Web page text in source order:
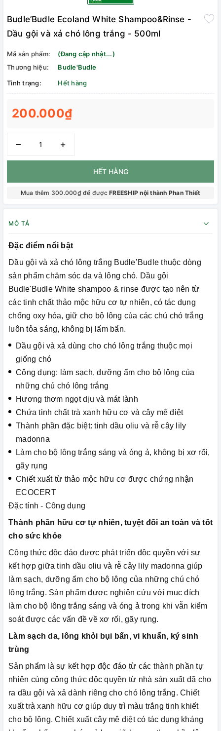
Budle’Budle Ecoland White Shampoo&Rinse -
Dầu gội và xả chó lông trắng - 500ml
Mã sản phẩm:
(Đang cập nhật...)
Thương hiệu:
Budle'Budle
Tình trạng:
Hết hàng
200.000₫
– +
HẾT HÀNG
Mua thêm 300.000₫ để đượcFREESHIP nội thành Phan Thiết
MÔ TẢ
Đặc điểm nổi bật
Dầu gội và xả chó lông trắng Budle’Budle thuộc dòng
sản phẩm chăm sóc da và lông chó. Dầu gội
Budle'Budle White shampoo & rinse được tạo nên từ
các tinh chất thảo mộc hữu cơ tự nhiên, có tác dụng
chống oxy hóa, giữ cho bộ lông của các chú chó trắng
luôn tỏa sáng, không bị lấm bẩn.
Dầu gội và xả dùng cho chó lông trắng thuộc mọi
giống chó
Công dụng: làm sạch, dưỡng ẩm cho bộ lông của
những chú chó lông trắng
Hương thơm ngọt dịu và mát lành
Chứa tinh chất trà xanh hữu cơ và cây mê điệt
Thành phần đặc biệt: tinh dầu oliu và rễ cây lily
madonna
Làm cho bộ lông trắng sáng và óng ả, không bị xơ rối,
gãy rụng
Chiết xuất từ thảo mộc hữu cơ được chứng nhận
ECOCERT
Đặc tính - Công dụng
Thành phần hữu cơ tự nhiên, tuyệt đối an toàn và tốt
cho sức khỏe
Công thức độc đáo được phát triển độc quyền với sự
kết hợp giữa tinh dầu oliu và rễ cây lily madonna giúp
làm sạch, dưỡng ẩm cho bộ lông của những chú chó
lông trắng. Sản phẩm được nghiên cứu với mục đích
làm cho bộ lông trắng sáng và óng ả trong khi vẫn kiểm
soát được các vấn đề về xơ rối, gãy rụng.
Làm sạch da, lông khỏi bụi bẩn, vi khuẩn, ký sinh
trùng
Sản phẩm là sự kết hợp độc đáo từ các thành phần tự
nhiên cùng công thức độc quyền từ nhà sản xuất đã cho
ra dầu gội và xả dành riêng cho chó lông trắng. Chiết
xuất trà xanh hữu cơ giúp duy trì màu trắng tinh khiết
cho bộ lông. Chiết xuất cây mê điệt có tác dụng kháng